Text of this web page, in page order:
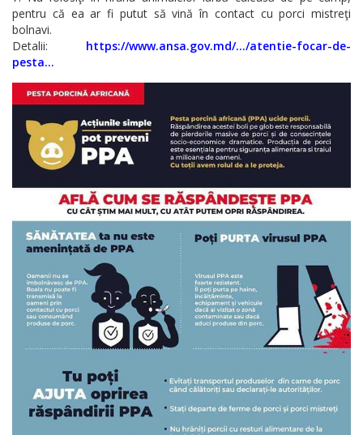
pentru că ea ar fi putut să vină în contact cu porci mistreţi
bolnavi.
Detalii: https://www.ansa.gov.md/…/atentie-focar-de-
pesta…